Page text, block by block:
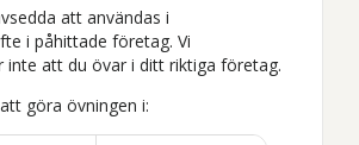
att användas i
i påhittade företag. Vi
inte att du övar i ditt riktiga företag.
göra övningen i: